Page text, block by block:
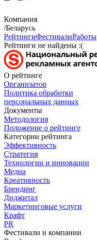
Компания
/Беларусь
РейтингиФестивалиРаботы
Рейтинги не найдены :(
О рейтинге
Организатор
Политика обработки
персональных данных
Документы
Методология
Положение о рейтинге
Категории рейтинга
Эффективность
Стратегия
Технологии и инновации
Медиа
Креативность
Брендинг
Диджитал
Маркетинговые услуги
Крафт
PR
Фестивали и компании